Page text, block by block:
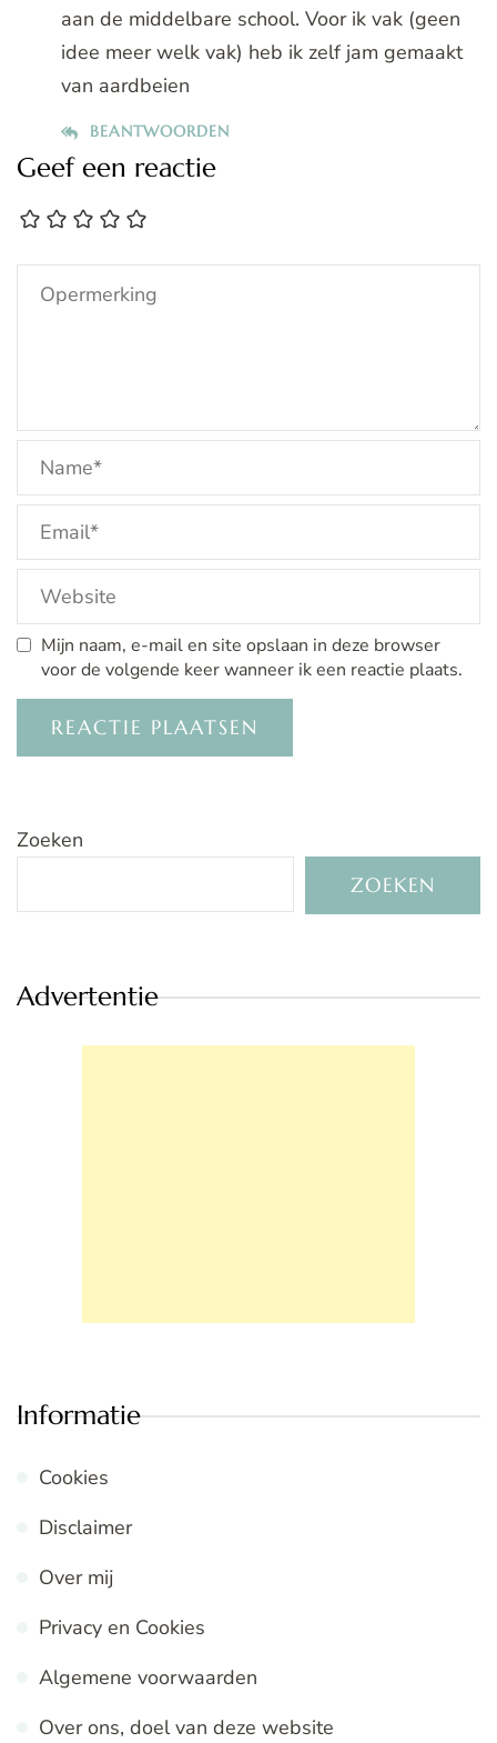
BEANTWOORDEN
aan de middelbare school. Voor ik vak (geen
idee meer welk vak) heb ik zelf jam gemaakt
van aardbeien
Geef een reactie
Mijn naam, e-mail en site opslaan in deze browser
voor de volgende keer wanneer ik een reactie plaats.
Zoeken
ZOEKEN
Advertentie
Informatie
Cookies
Disclaimer
Over mij
Privacy en Cookies
Algemene voorwaarden
Over ons, doel van deze website